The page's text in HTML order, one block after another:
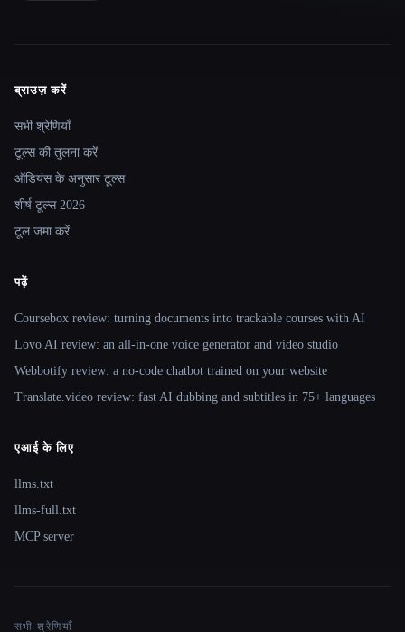
Site navigation
ब्राउज़ करें
सभी श्रेणियाँ
टूल्स की तुलना करें
ऑडियंस के अनुसार टूल्स
शीर्ष टूल्स 2026
टूल जमा करें
पढ़ें
Coursebox review: turning documents into trackable courses with AI
Lovo AI review: an all-in-one voice generator and video studio
Webbotify review: a no-code chatbot trained on your website
Translate.video review: fast AI dubbing and subtitles in 75+ languages
एआई के लिए
llms.txt
llms-full.txt
MCP server
सभी श्रेणियाँ